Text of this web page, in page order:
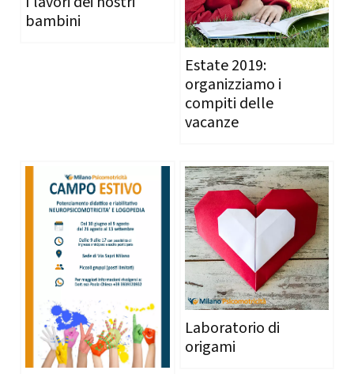
bambini
Estate 2019:
organizziamo i
compiti delle
vacanze
Laboratorio di
origami